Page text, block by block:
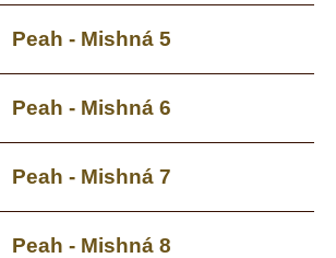
Peah - Mishná 5
Peah - Mishná 6
Peah - Mishná 7
Peah - Mishná 8